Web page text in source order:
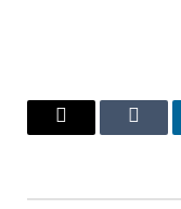
Tumblr
البريد